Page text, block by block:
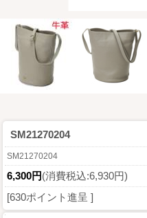
SM21270204
SM21270204
6,300円(消費税込:6,930円)
[630ポイント進呈 ]